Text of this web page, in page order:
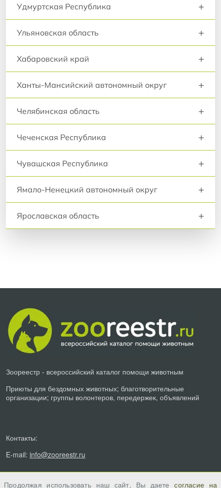
Удмуртская Республика +
Ульяновская область +
Хабаровский край +
Ханты-Мансийский автономный округ +
Челябинская область +
Чеченская Республика +
Чувашская Республика +
Ямало-Ненецкий автономный округ +
Ярославская область +
Зоореестр - всероссийский каталог помощи животным
Приюты для бездомных животных; благотворительные
организации; группы волонтеров, передержек, объявлений
Контакты:
E-mail: info@zooreestr.ru
Продолжая использовать наш сайт, Вы даетесогласие на